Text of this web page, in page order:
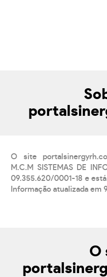
O site
M.C.M SISTEMAS DE
09.355.620/0001-18 e
Informação atualizada em
O